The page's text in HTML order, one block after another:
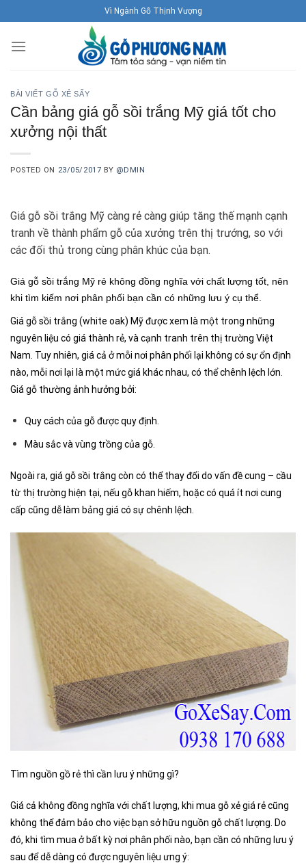
to
content
Vì Ngành Gỗ Thịnh Vượng
BÀI VIẾT GỖ XẺ SẤY
Cần bảng giá gỗ sồi trắng Mỹ giá tốt cho
xưởng nội thất
POSTED ON 23/05/2017 BY @DMIN
Giá gỗ sồi trắng Mỹ càng rẻ càng giúp tăng thế mạnh cạnh
tranh về thành phẩm gỗ của xưởng trên thị trướng, so với
các đối thủ trong cùng phân khúc của bạn.
Giá gỗ sồi trắng Mỹ rẻ không đồng nghĩa với chất lượng tốt, nên
khi tìm kiếm nơi phân phối bạn cần có những lưu ý cụ thể.
Giá gỗ sồi trắng (white oak) Mỹ được xem là một trong những
nguyên liệu có giá thành rẻ, và cạnh tranh trên thị trường Việt
Nam. Tuy nhiên, giá cả ở mỗi nơi phân phối lại không có sự ổn định
nào, mỗi nơi lại là một mức giá khác nhau, có thể chênh lệch lớn.
Giá gỗ thường ảnh hưởng bởi:
Quy cách của gỗ được quy định.
Màu sắc và vùng trồng của gỗ.
Ngoài ra, giá gỗ sồi trắng còn có thể thay đổi do vấn đề cung – cầu
từ thị trường hiện tại, nếu gỗ khan hiếm, hoặc có quá ít nơi cung
cấp cũng dễ làm bảng giá có sự chênh lệch.
Tìm nguồn gồ rẻ thì cần lưu ý những gì?
Giá cả không đồng nghĩa với chất lượng, khi mua gỗ xẻ giá rẻ cũng
không thể đảm bảo cho việc bạn sở hữu nguồn gỗ chất lượng. Do
đó, khi tìm mua ở bất kỳ nơi phân phối nào, bạn cần có những lưu ý
sau để dễ dàng có được nguyên liệu ưng ý: